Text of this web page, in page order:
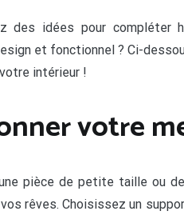
des idées pour compléter
et fonctionnel ? Ci-
intérieur !
votre
pièce de petite taille ou
rêves. Choisissez un